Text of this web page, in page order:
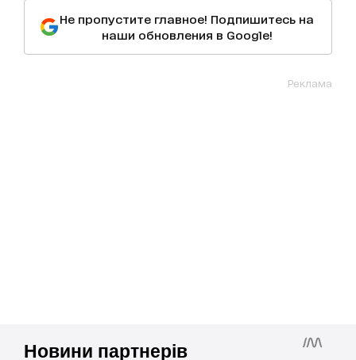
Не пропустите главное! Подпишитесь на
наши обновления в Google!
Реклама